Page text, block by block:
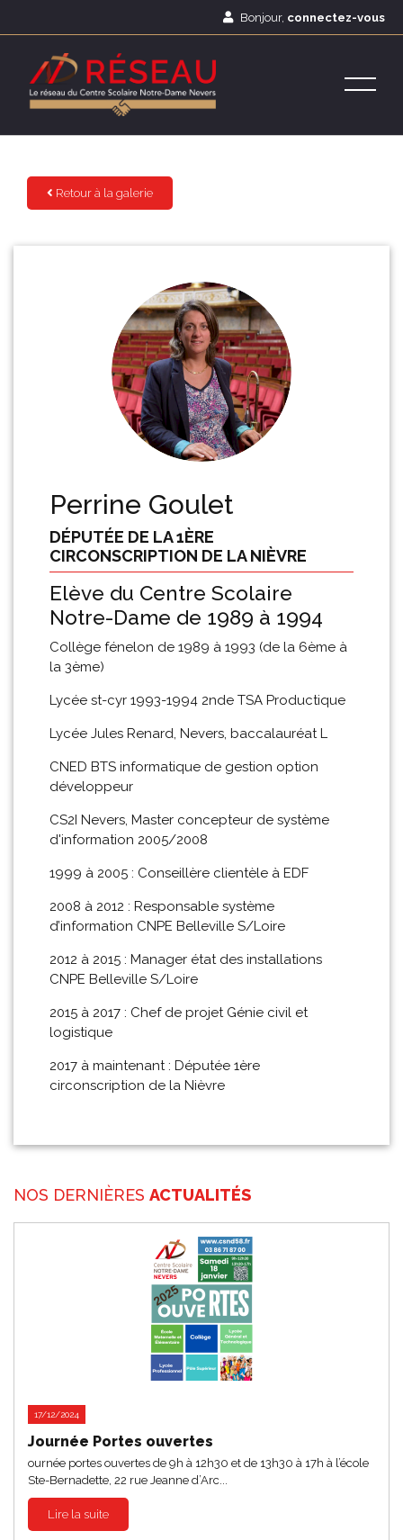
Bonjour, connectez-vous
NOS DERNIÈRES ACTUALITÉS
17/12/2024
Journée Portes ouvertes
ournée portes ouvertes de 9h à 12h30 et de 13h30 à 17h à l’école
Ste-Bernadette, 22 rue Jeanne d’Arc...
Lire la suite
Retour à la galerie
Perrine Goulet
DÉPUTÉE DE LA 1ÈRE
CIRCONSCRIPTION DE LA NIÈVRE
Elève du Centre Scolaire
Notre-Dame de 1989 à 1994
Collège fénelon de 1989 à 1993 (de la 6ème à
la 3ème)
Lycée st-cyr 1993-1994 2nde TSA Productique
Lycée Jules Renard, Nevers, baccalauréat L
CNED BTS informatique de gestion option
développeur
CS2I Nevers, Master concepteur de système
d'information 2005/2008
1999 à 2005 : Conseillère clientèle à EDF
2008 à 2012 : Responsable système
d’information CNPE Belleville S/Loire
2012 à 2015 : Manager état des installations
CNPE Belleville S/Loire
2015 à 2017 : Chef de projet Génie civil et
logistique
2017 à maintenant : Députée 1ère
circonscription de la Nièvre